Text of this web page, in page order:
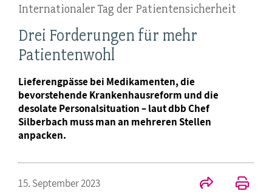
Internationaler Tag der Patientensicherheit
Drei Forderungen für mehr
Patientenwohl
Lieferengpässe bei Medikamenten, die
bevorstehende Krankenhausreform und die
desolate Personalsituation – laut dbb Chef
Silberbach muss man an mehreren Stellen
anpacken.
15. September 2023